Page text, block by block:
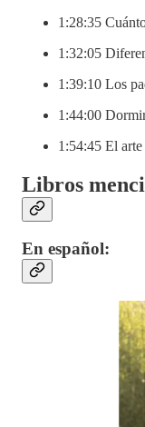
1:28:35
1:32:05
1:39:10 Los
1:44:00
1:54:45 El
Libros
En español: